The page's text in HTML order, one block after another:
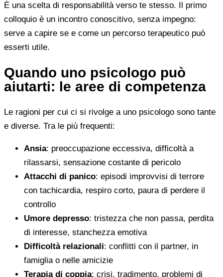
È una scelta di responsabilità verso te stesso. Il primo
colloquio è un incontro conoscitivo, senza impegno:
serve a capire se e come un percorso terapeutico può
esserti utile.
Quando uno psicologo può
aiutarti: le aree di competenza
Le ragioni per cui ci si rivolge a uno psicologo sono tante
e diverse. Tra le più frequenti:
Ansia: preoccupazione eccessiva, difficoltà a
rilassarsi, sensazione costante di pericolo
Attacchi di panico: episodi improvvisi di terrore
con tachicardia, respiro corto, paura di perdere il
controllo
Umore depresso: tristezza che non passa, perdita
di interesse, stanchezza emotiva
Difficoltà relazionali: conflitti con il partner, in
famiglia o nelle amicizie
Terapia di coppia: crisi, tradimento, problemi di